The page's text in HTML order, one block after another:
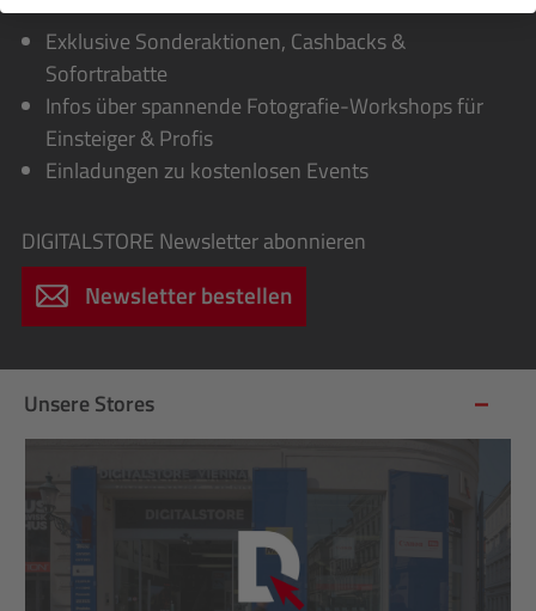
Exklusive Sonderaktionen, Cashbacks &
Sofortrabatte
Infos über spannende Fotografie-Workshops für
Einsteiger & Profis
Einladungen zu kostenlosen Events
DIGITALSTORE Newsletter abonnieren
Newsletter bestellen
Unsere Stores